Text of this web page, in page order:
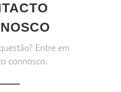
Entre em
connosco.